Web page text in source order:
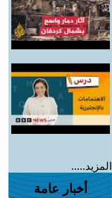
المزيد.....
أخبار عامة